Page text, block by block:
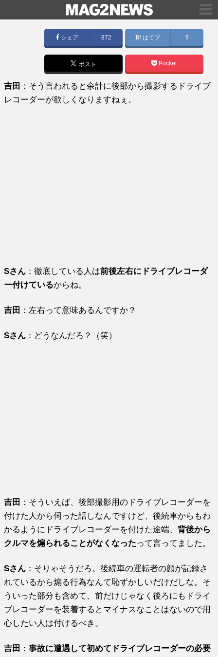
シェア 872 はてブ 9
ポスト Pocket
吉田 ：そう言われると余計に後部から撮影するドライブ
レコーダーが欲しくなりますねぇ。
Sさん ：徹底している人は前後左右にドライブレコーダ
ー付けているからね。
吉田 ：左右って意味あるんですか？
Sさん ：どうなんだろ？（笑）
吉田 ：そういえば、後部撮影用のドライブレコーダーを
付けた人から伺った話しなんですけど、後続車からもわ
かるようにドライブレコーダーを付けた途端、背後から
クルマを煽られることがなくなったって言ってました。
Sさん ：そりゃそうだろ。後続車の運転者の顔が記録さ
れているから煽る行為なんて恥ずかしいだけだしな。そ
ういった部分も含めて、前だけじゃなく後ろにもドライ
ブレコーダーを装着するとマイナスなことはないので用
心したい人は付けるべき。
吉田 ：事故に遭遇して初めてドライブレコーダーの必要